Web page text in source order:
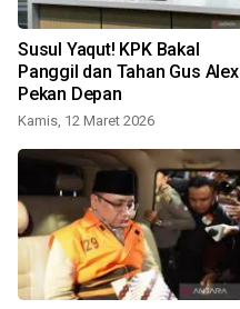
Susul Yaqut! KPK Bakal
Panggil dan Tahan Gus Alex
Pekan Depan
Kamis, 12 Maret 2026